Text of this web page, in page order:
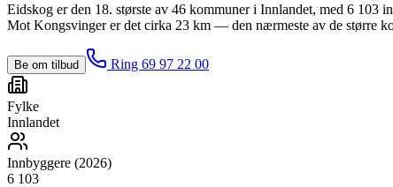
Eidskog er den 18. største av 46 kommuner i Innlandet, med 6
Mot Kongsvinger er det cirka 23 km — den nærmeste av de større
Be om tilbud Ring 69 97 22 00
Fylke
Innlandet
Innbyggere (2026)
6 103